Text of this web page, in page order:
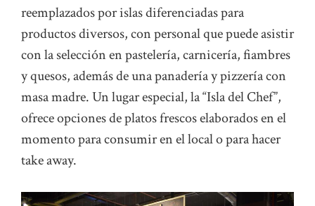
reemplazados por islas diferenciadas para
productos diversos, con personal que puede asistir
con la selección en pastelería, carnicería, fiambres
y quesos, además de una panadería y pizzería con
masa madre. Un lugar especial, la “Isla del Chef”,
ofrece opciones de platos frescos elaborados en el
momento para consumir en el local o para hacer
take away.